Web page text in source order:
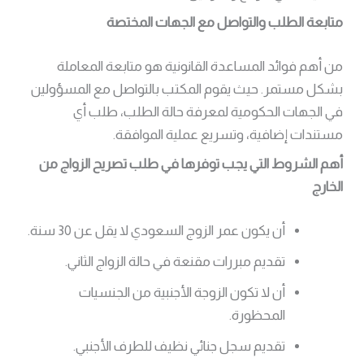
متابعة الطلب والتواصل مع الجهات المختصة
من أهم فوائد المساعدة القانونية هو متابعة المعاملة
بشكل مستمر. حيث يقوم المكتب بالتواصل مع المسؤولين
في الجهات الحكومية لمعرفة حالة الطلب، طلب أي
مستندات إضافية، وتسريع عملية الموافقة.
أهم الشروط التي يجب توفرها في طلب تصريح الزواج من
الخارج
أن يكون عمر الزوج السعودي لا يقل عن 30 سنة.
تقديم مبررات مقنعة في حالة الزواج الثاني.
أن لا تكون الزوجة الأجنبية من الجنسيات
المحظورة.
تقديم سجل جنائي نظيف للطرف الأجنبي.